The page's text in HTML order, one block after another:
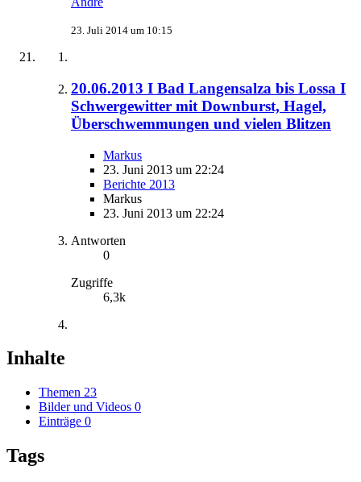
23. Juli 2014 um 10:15
20.06.2013 I Bad Langensalza bis Lossa I
Schwergewitter mit Downburst, Hagel,
Überschwemmungen und vielen Blitzen
Markus
23. Juni 2013 um 22:24
Berichte 2013
Markus
23. Juni 2013 um 22:24
Antworten
0
Zugriffe
6,3k
Inhalte
Themen 23
Bilder und Videos 0
Einträge 0
Tags